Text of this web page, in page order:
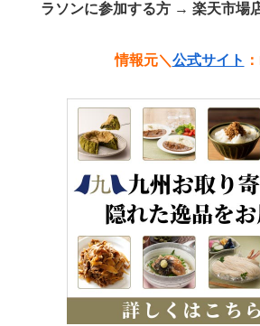
ラソンに参加する方 →楽天市場
情報元＼ 公式サイト ：